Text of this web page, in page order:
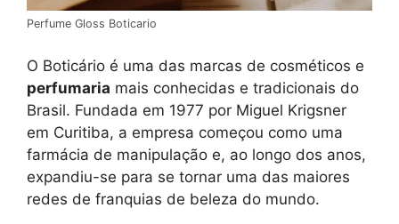
Perfume Gloss Boticario
O Boticário é uma das marcas de cosméticos e
perfumaria mais conhecidas e tradicionais do
Brasil. Fundada em 1977 por Miguel Krigsner
em Curitiba, a empresa começou como uma
farmácia de manipulação e, ao longo dos anos,
expandiu-se para se tornar uma das maiores
redes de franquias de beleza do mundo.